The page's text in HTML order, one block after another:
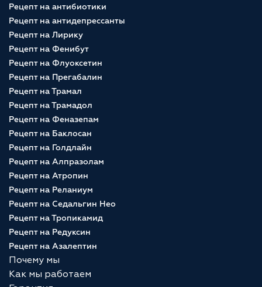
Рецепт на антибиотики
Рецепт на антидепрессанты
Рецепт на Лирику
Рецепт на Фенибут
Рецепт на Флуоксетин
Рецепт на Прегабалин
Рецепт на Трамал
Рецепт на Трамадол
Рецепт на Феназепам
Рецепт на Баклосан
Рецепт на Голдлайн
Рецепт на Алпразолам
Рецепт на Атропин
Рецепт на Реланиум
Рецепт на Седальгин Нео
Рецепт на Тропикамид
Рецепт на Редуксин
Рецепт на Азалептин
Почему мы
Как мы работаем